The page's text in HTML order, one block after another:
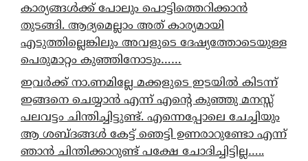
കാര്യങ്ങൾക്ക് പോലും പൊട്ടിത്തെറിക്കാൻ
തുടങ്ങി. ആദ്യമെല്ലാം അത് കാര്യമായി
എടുത്തില്ലെങ്കിലും അവളുടെ ദേഷ്യത്തോടെയുള്ള
പെരുമാറ്റം കുഞ്ഞിനോടും……
ഇവർക്ക് നാ.ണമില്ലേ മക്കളുടെ ഇടയിൽ കിടന്ന്
ഇങ്ങനെ ചെയ്യാൻ എന്ന് എന്റെ കുഞ്ഞു മനസ്സ്
പലവട്ടം ചിന്തിച്ചിട്ടുണ്ട്. എന്നെപ്പോലെ ചേച്ചിയും
ആ ശബ്ദങ്ങൾ കേട്ട് ഞെട്ടി ഉണരാറുണ്ടോ എന്ന്
ഞാൻ ചിന്തിക്കാറുണ്ട് പക്ഷേ ചോദിച്ചിട്ടില്ല…..